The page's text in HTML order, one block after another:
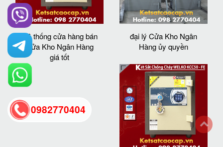
Hệ thống cửa hàng bán
Cửa Kho Ngân Hàng
giá tốt
đại lý Cửa Kho Ngân
Hàng ủy quyền
0982770404